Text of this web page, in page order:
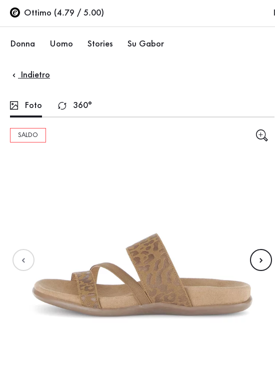
Vai al contenuto principale
Vai all’indice
Vai alla navigazione principale
Ottimo (4.79 / 5.00)
Donna
Ballerine
Scarpe basse
Uomo
Scarpe basse
Stories Su Gabor
Indietro
Foto 360°
SALDO